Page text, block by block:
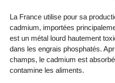
La France utilise pour sa
cadmium, importées
est un métal lourd hautement
dans les engrais phosphatés.
champs, le cadmium est
contamine les aliments.